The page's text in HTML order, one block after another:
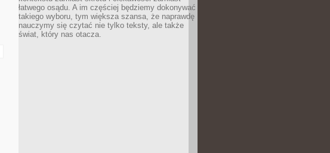
łatwego osądu. A im częściej będziemy dokonywać
takiego wyboru, tym większa szansa, że naprawdę
nauczymy się czytać nie tylko teksty, ale także
świat, który nas otacza.